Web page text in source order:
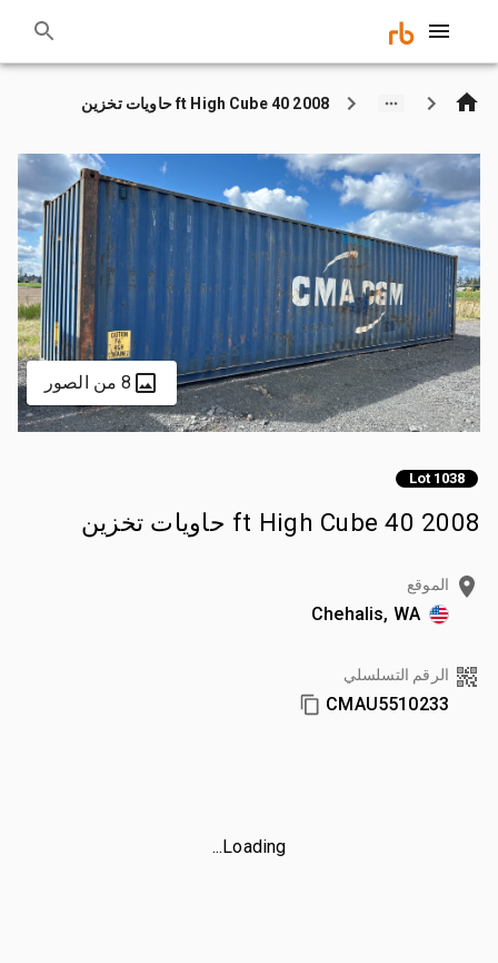
2008 40 ft High Cube حاويات تخزين
8 من الصور
Lot 1038
2008 40 ft High Cube حاويات تخزين
الموقع
Chehalis, WA
الرقم التسلسلي
CMAU5510233
Loading...